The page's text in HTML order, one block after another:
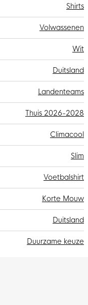
Shirts
Volwassenen
Wit
Duitsland
Landenteams
Thuis 2026-2028
Climacool
Slim
Voetbalshirt
Korte Mouw
Duitsland
Duurzame keuze